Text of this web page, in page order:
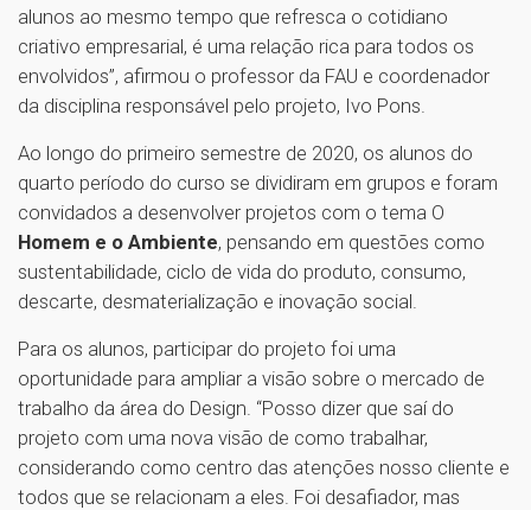
alunos ao mesmo tempo que refresca o cotidiano
criativo empresarial, é uma relação rica para todos os
envolvidos”, afirmou o professor da FAU e coordenador
da disciplina responsável pelo projeto, Ivo Pons.
Ao longo do primeiro semestre de 2020, os alunos do
quarto período do curso se dividiram em grupos e foram
convidados a desenvolver projetos com o tema O
Homem e o Ambiente, pensando em questões como
sustentabilidade, ciclo de vida do produto, consumo,
descarte, desmaterialização e inovação social.
Para os alunos, participar do projeto foi uma
oportunidade para ampliar a visão sobre o mercado de
trabalho da área do Design. “Posso dizer que saí do
projeto com uma nova visão de como trabalhar,
considerando como centro das atenções nosso cliente e
todos que se relacionam a eles. Foi desafiador, mas